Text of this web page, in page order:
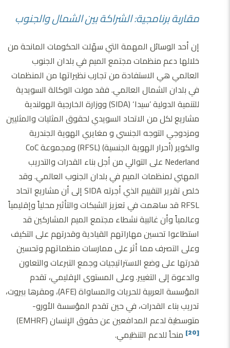
مقاربة برنامجية: الشراكة بين الشمال والجنوب
إن أحد الوسائل المهمة التي سهّلت الحكومات المانحة من
خلالها دعم منظمات مجتمع الميم في بلدان الجنوب
العالمي هي الاستفادة من تجارب نظيراتها من المنظمات
في بلدان الشمال العالمي. فقد مولت الوكالة السويدية
للتنمية الدولية ’سيدا‘ (SIDA) ووزارة الخارجية الهولندية
مشاريع لكل من الاتحاد السويدي لحقوق المثليات والمثليين
ومزدوجي التوجه الجنسي و مغايري الهوية الجندرية
والكوير (أحرار الهوية الجنسية) (RFSL) ومجموعة CoC
Nederland على التوالي من أجل بناء القدرات والتدريب
المهني لمنظمات الميم في بلدان الجنوب العالمي. وقد
خلص تقرير التقييم الذي أجرته SIDA إلى أن مشاريع اتحاد
RFSL قد ساهمت في تعزيز الشبكات والتأثير محلياً وإقليمياً
وعالمياً وأن غالبية نشطاء مجتمع الميم المشاركين قد
استطاعوا تحسين مهاراتهم القيادية وقدرتهم على التكيف
وعلى التصرف مما أثر على ممارسات منظماتهم وتحسين
قدرتها على وضع الاستراتيجيات وجمع التبرعات والتعاون
والدعوة إلى التغيير. وعلى المستوى الإقليمي، تقدم
المؤسسة العربية للحريات والمساواة (AFE)، ومقرها بيروت،
تدريب بناء القدرات، في حين تقدم المؤسسة الأورو-
متوسطية لدعم المدافعين عن حقوق الإنسان (EMHRF)
[20]
منحاً للدعم التنظيمي.